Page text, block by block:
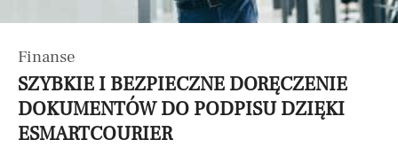
Finanse
SZYBKIE I BEZPIECZNE DORĘCZENIE
DOKUMENTÓW DO PODPISU DZIĘKI
ESMARTCOURIER